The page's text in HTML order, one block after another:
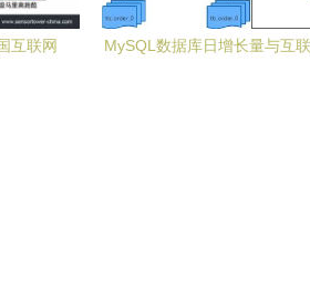
互联网
MySQL数据库日增长量与互